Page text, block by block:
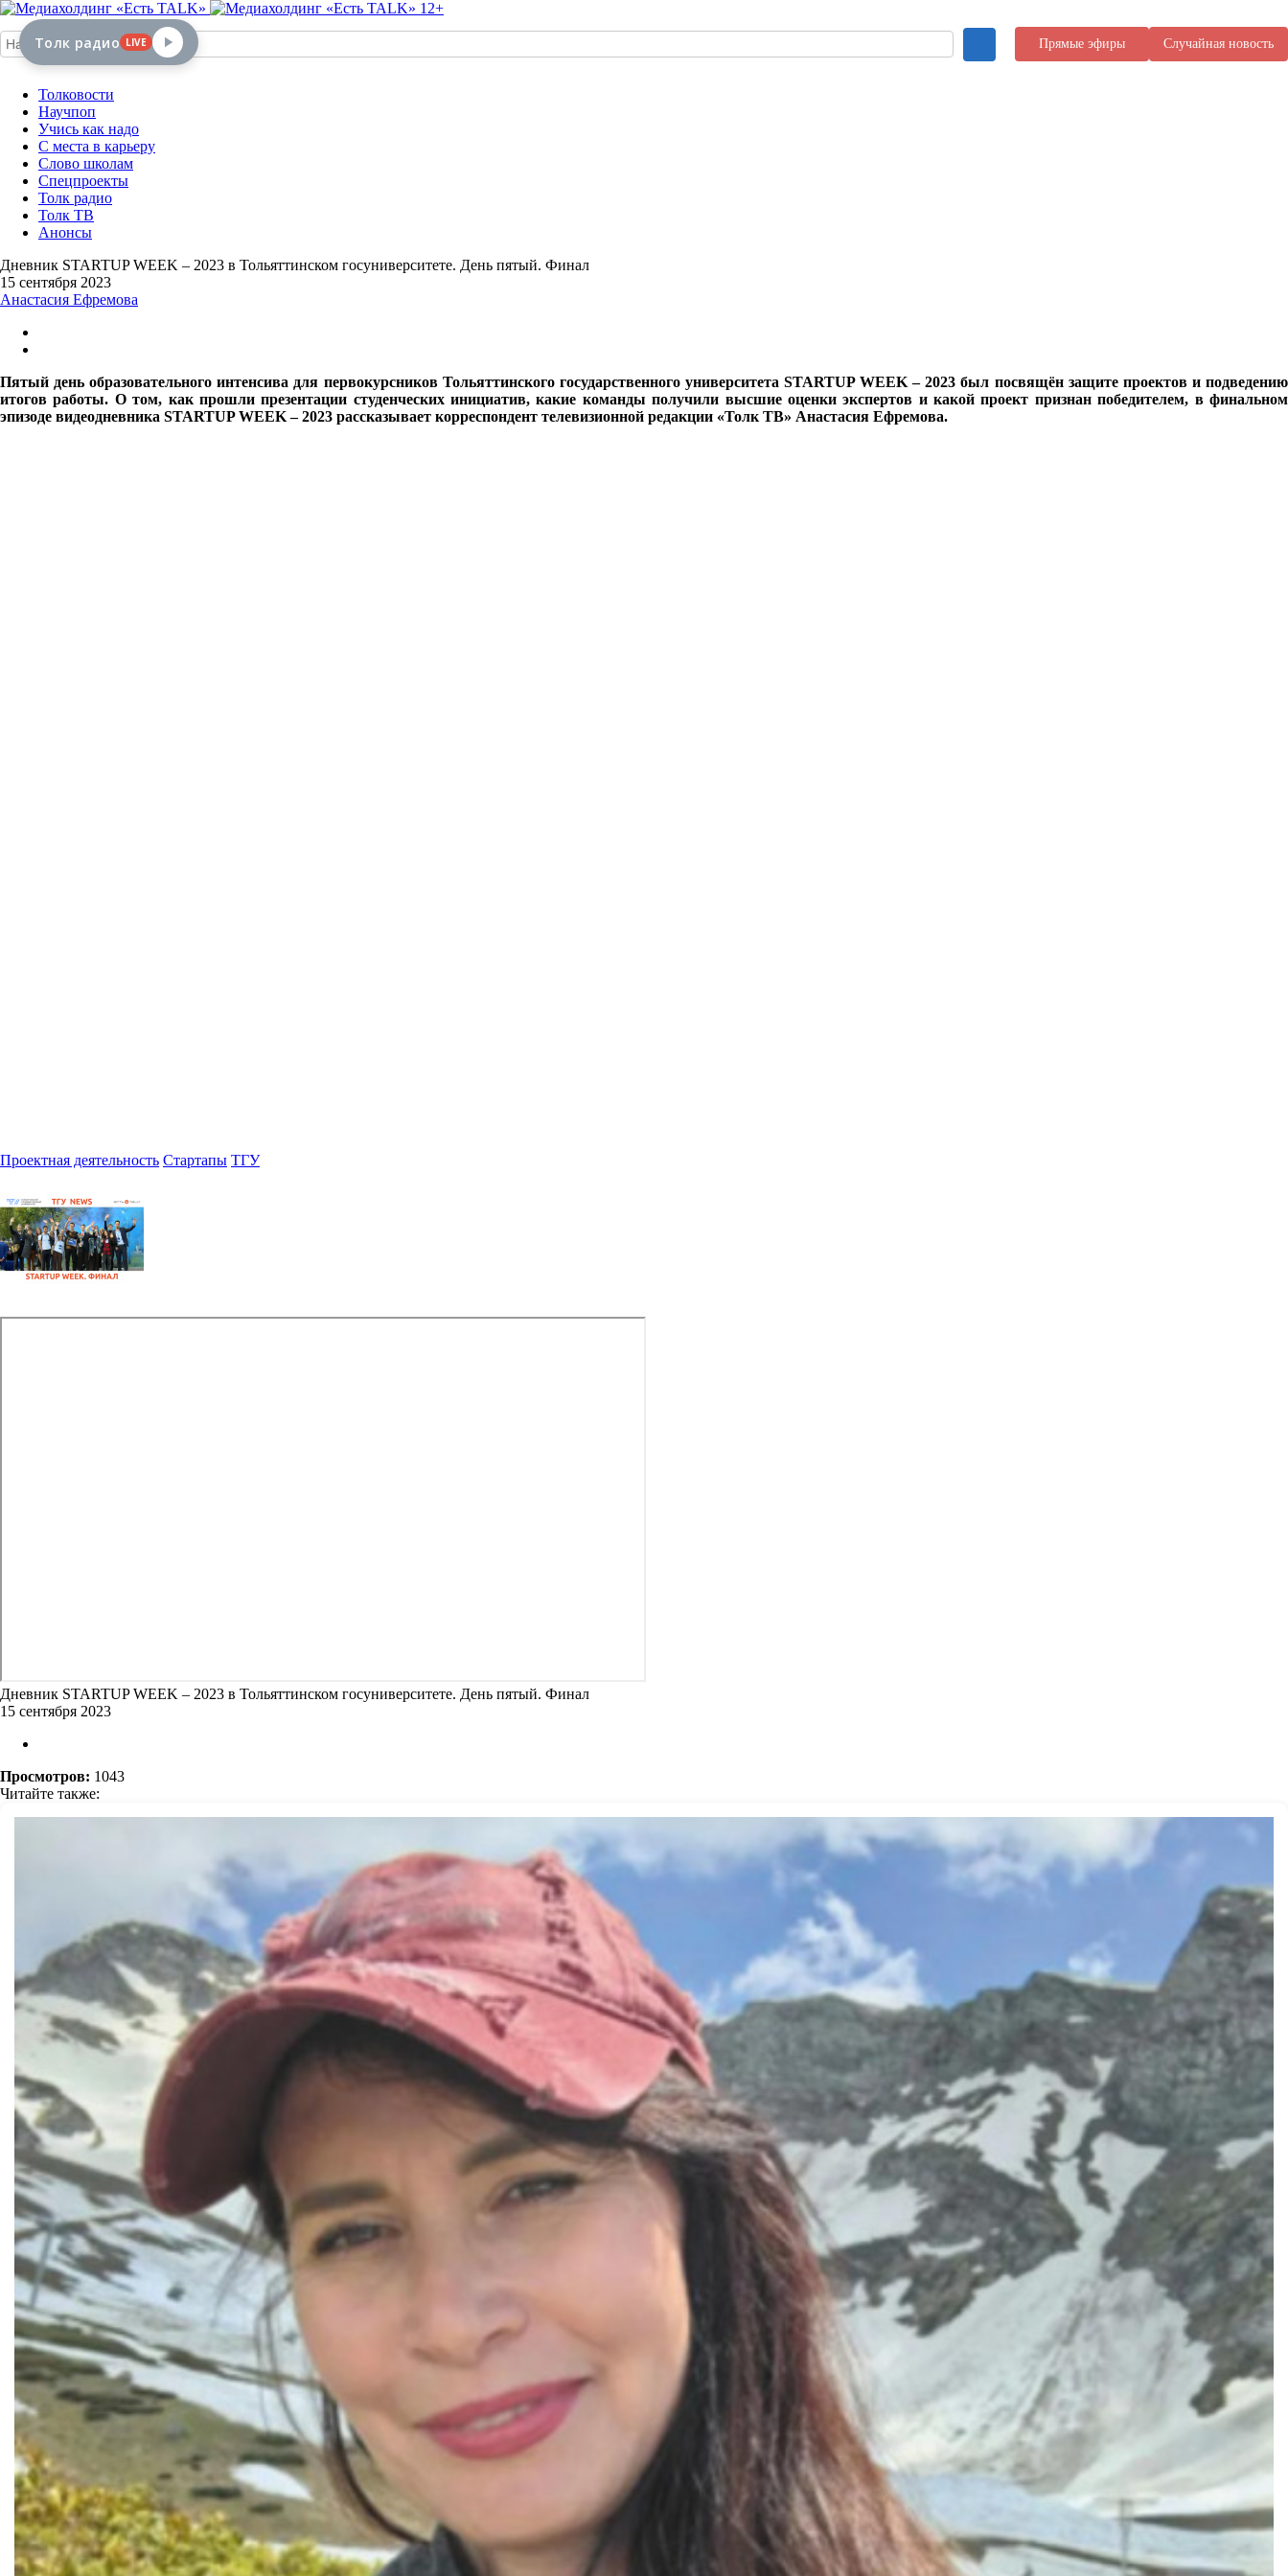
12+
Прямые эфиры Случайная новость
Толковости
Научпоп
Учись как надо
С места в карьеру
Слово школам
Спецпроекты
Толк радио
Толк ТВ
Анонсы
Дневник STARTUP WEEK – 2023 в Тольяттинском госуниверситете. День пятый. Финал
15 сентября 2023
Анастасия Ефремова
Пятый день образовательного интенсива для первокурсников Тольяттинского государственного университета STARTUP WEEK – 2023 был посвящён защите проектов и подведению
итогов работы. О том, как прошли презентации студенческих инициатив, какие команды получили высшие оценки экспертов и какой проект признан победителем, в финальном
эпизоде видеодневника STARTUP WEEK – 2023 рассказывает корреспондент телевизионной редакции «Толк ТВ» Анастасия Ефремова.
Проектная деятельность Стартапы ТГУ
Дневник STARTUP WEEK – 2023 в Тольяттинском госуниверситете. День пятый. Финал
15 сентября 2023
Просмотров: 1043
Читайте также:
Толк радио LIVE